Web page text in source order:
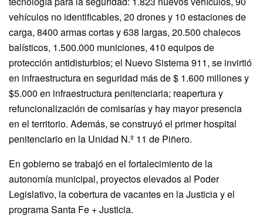
vehículos no identificables, 20 drones y 10 estaciones de
carga, 8400 armas cortas y 638 largas, 20.500 chalecos
balísticos, 1.500.000 municiones, 410 equipos de
protección antidisturbios; el Nuevo Sistema 911, se invirtió
en infraestructura en seguridad más de $ 1.600 millones y
$5.000 en infraestructura penitenciaria; reapertura y
refuncionalización de comisarías y hay mayor presencia
en el territorio. Además, se construyó el primer hospital
penitenciario en la Unidad N.º 11 de Piñero.
En gobierno se trabajó en el fortalecimiento de la
autonomía municipal, proyectos elevados al Poder
Legislativo, la cobertura de vacantes en la Justicia y el
programa Santa Fe + Justicia.